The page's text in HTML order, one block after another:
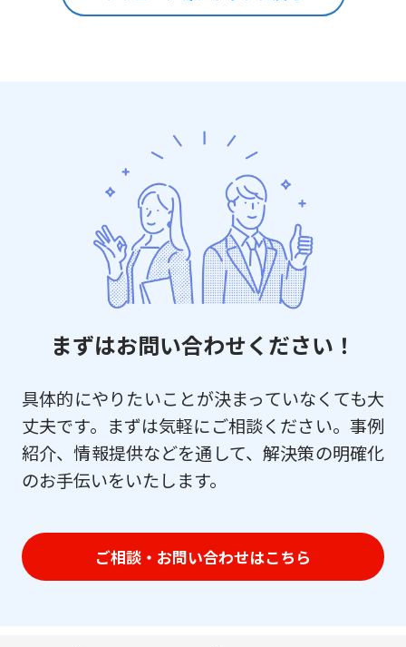
まずはお問い合わせください！
具体的にやりたいことが決まっていなくても大
丈夫です。まずは気軽にご相談ください。事例
紹介、情報提供などを通して、解決策の明確化
のお手伝いをいたします。
ご相談・お問い合わせはこちら